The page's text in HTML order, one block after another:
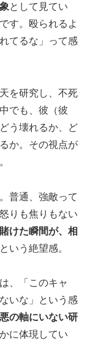
として見てい
す。殴られるよ
てるな」って感
を研究し、不死
でも、彼（彼
う壊れるか、ど
か。その視点が
普通、強敵って
りも焦りもない
けた瞬間が、相
という絶望感。
、「このキャ
いな」という感
の軸にいない研
に体現してい